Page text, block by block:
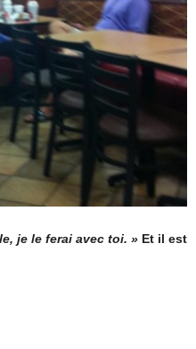
je le ferai avec toi. » Et il est